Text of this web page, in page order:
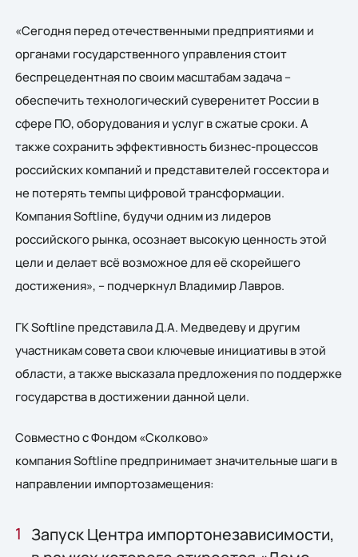
«Сегодня перед отечественными предприятиями и
органами государственного управления стоит
беспрецедентная по своим масштабам задача –
обеспечить технологический суверенитет России в
сфере ПО, оборудования и услуг в сжатые сроки. А
также сохранить эффективность бизнес-процессов
российских компаний и представителей госсектора и
не потерять темпы цифровой трансформации.
Компания Softline, будучи одним из лидеров
российского рынка, осознает высокую ценность этой
цели и делает всё возможное для её скорейшего
достижения», – подчеркнул Владимир Лавров.
ГК Softline представила Д.А. Медведеву и другим
участникам совета свои ключевые инициативы в этой
области, а также высказала предложения по поддержке
государства в достижении данной цели.
Совместно с Фондом «Сколково»
компания Softline предпринимает значительные шаги в
направлении импортозамещения:
Запуск Центра импортонезависимости,